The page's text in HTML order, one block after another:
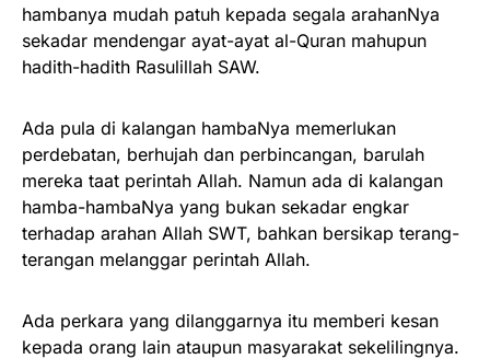
hambanya mudah patuh kepada segala arahanNya
sekadar mendengar ayat-ayat al-Quran mahupun
hadith-hadith Rasulillah SAW.
Ada pula di kalangan hambaNya memerlukan
perdebatan, berhujah dan perbincangan, barulah
mereka taat perintah Allah. Namun ada di kalangan
hamba-hambaNya yang bukan sekadar engkar
terhadap arahan Allah SWT, bahkan bersikap terang-
terangan melanggar perintah Allah.
Ada perkara yang dilanggarnya itu memberi kesan
kepada orang lain ataupun masyarakat sekelilingnya.